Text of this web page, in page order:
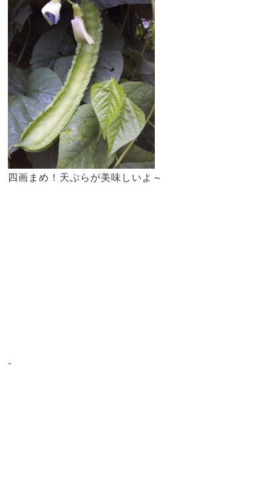
四画まめ！天ぷらが美味しいよ～